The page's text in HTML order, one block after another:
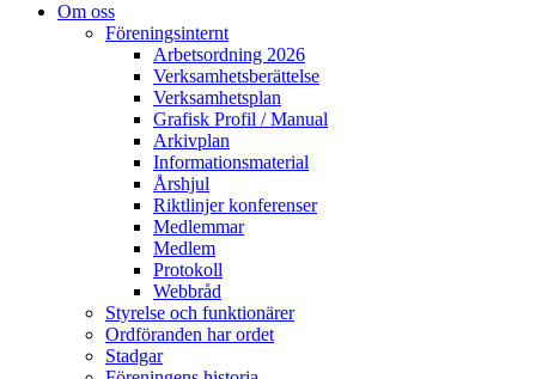
Om oss
Föreningsinternt
Arbetsordning 2026
Verksamhetsberättelse
Verksamhetsplan
Grafisk Profil / Manual
Arkivplan
Informationsmaterial
Årshjul
Riktlinjer konferenser
Medlemmar
Medlem
Protokoll
Webbråd
Styrelse och funktionärer
Ordföranden har ordet
Stadgar